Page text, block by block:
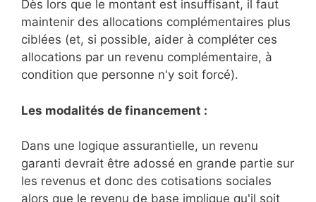
Dès lors que le montant est insuffisant, il faut
maintenir des allocations complémentaires plus
ciblées (et, si possible, aider à compléter ces
allocations par un revenu complémentaire, à
condition que personne n'y soit forcé).
Les modalités de financement :
Dans une logique assurantielle, un revenu
garanti devrait être adossé en grande partie sur
les revenus et donc des cotisations sociales
alors que le revenu de base implique qu'il soit